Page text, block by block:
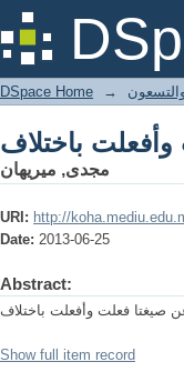
باختلاف
DSpace Home →
باختلاف
مجدى, ميريهان
URI: http://
Date: 2013-06-25
Abstract:
صيغتا فعلت وأفعلت باختلاف
Show full item record